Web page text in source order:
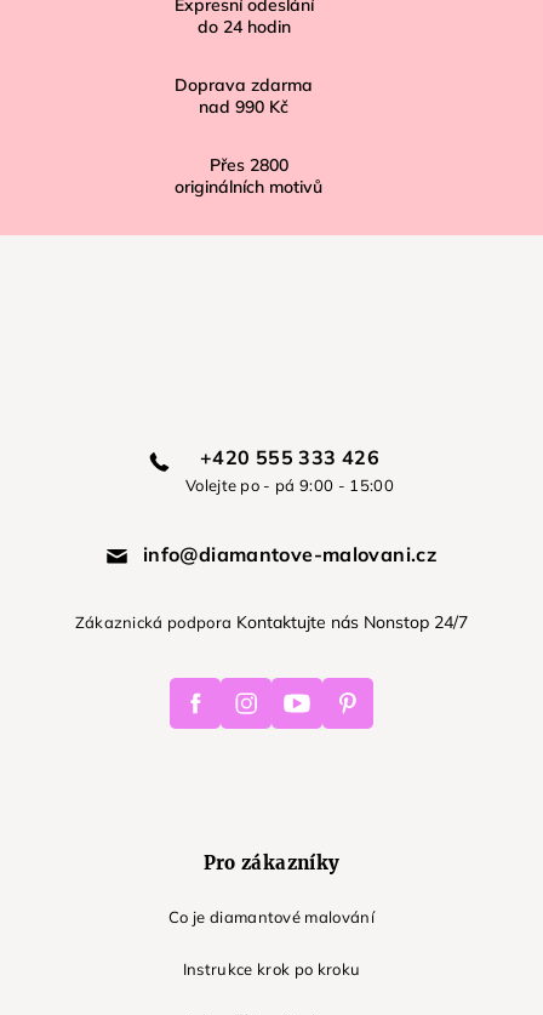
Expresní odeslání
do 24 hodin
Doprava zdarma
nad 990 Kč
Přes 2800
originálních motivů
+420 555 333 426
Volejte po - pá 9:00 - 15:00
info@diamantove-malovani.cz
Zákaznická podpora Kontaktujte nás Nonstop 24/7
FacebookInstagramYoutube Pinterest
Pro zákazníky
Co je diamantové malování
Instrukce krok po kroku